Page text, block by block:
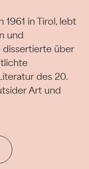
1961 in Tirol, lebt
und
dissertierte über
des 20.
Art und